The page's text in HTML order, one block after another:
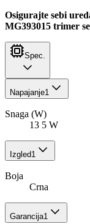
Osigurajte sebi
MG393015 trimer
Spec.
Napajanje1
Snaga (W)
13 5 W
Izgled1
Boja
Crna
Garancija1